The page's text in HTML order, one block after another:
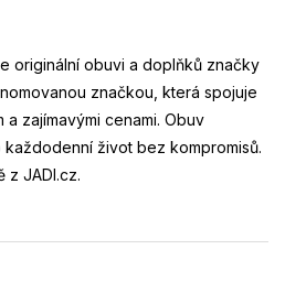
originální obuvi a doplňků značky
značkou, která spojuje
zajímavými cenami. Obuv
každodenní život bez kompromisů.
z JADI.cz.